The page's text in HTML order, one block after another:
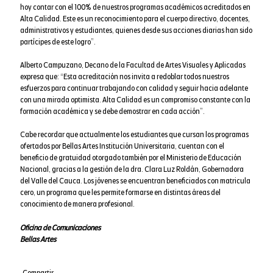
hoy contar con el 100% de nuestros programas académicos acreditados en
Alta Calidad. Este es un reconocimiento para el cuerpo directivo, docentes,
administrativos y estudiantes, quienes desde sus acciones diarias han sido
partícipes de este logro”.
Alberto Campuzano, Decano de la Facultad de Artes Visuales y Aplicadas
expresa que: “Esta acreditación nos invita a redoblar todos nuestros
esfuerzos para continuar trabajando con calidad y seguir hacia adelante
con una mirada optimista. Alta Calidad es un compromiso constante con la
formación académica y se debe demostrar en cada acción”.
Cabe recordar que actualmente los estudiantes que cursan los programas
ofertados por Bellas Artes Institución Universitaria, cuentan con el
beneficio de gratuidad otorgado también por el Ministerio de Educación
Nacional, gracias a la gestión de la dra. Clara Luz Roldán, Gobernadora
del Valle del Cauca. Los jóvenes se encuentran beneficiados con matricula
cero, un programa que les permite formarse en distintas áreas del
conocimiento de manera profesional.
Oficina de Comunicaciones
Bellas Artes